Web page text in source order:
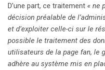
D’une part, ce traitement « ne
décision préalable de
et d’exploiter celle-ci sur le
possible le traitement des
utilisateurs de la page fan, le
adhère au système mis en